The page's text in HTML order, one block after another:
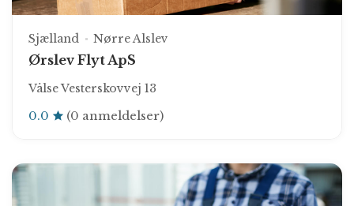
Sjælland Nørre Alslev
Ørslev Flyt ApS
Vålse Vesterskovvej 13
0.0 (0 anmeldelser)